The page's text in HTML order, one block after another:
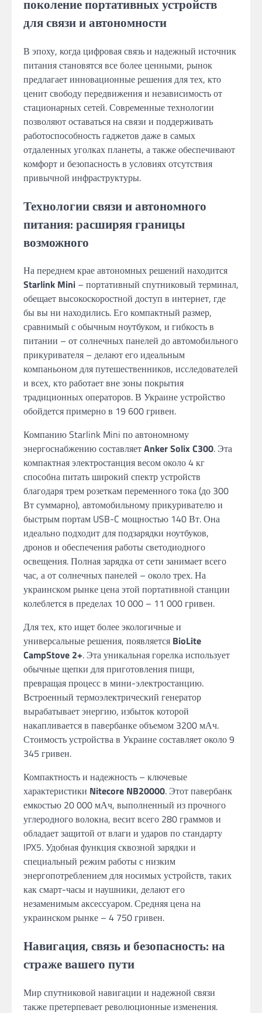
поколение портативных устройств
для связи и автономности
В эпоху, когда цифровая связь и надежный источник
питания становятся все более ценными, рынок
предлагает инновационные решения для тех, кто
ценит свободу передвижения и независимость от
стационарных сетей. Современные технологии
позволяют оставаться на связи и поддерживать
работоспособность гаджетов даже в самых
отдаленных уголках планеты, а также обеспечивают
комфорт и безопасность в условиях отсутствия
привычной инфраструктуры.
Технологии связи и автономного
питания: расширяя границы
возможного
На переднем крае автономных решений находится
Starlink Mini – портативный спутниковый терминал,
обещает высокоскоростной доступ в интернет, где
бы вы ни находились. Его компактный размер,
сравнимый с обычным ноутбуком, и гибкость в
питании – от солнечных панелей до автомобильного
прикуривателя – делают его идеальным
компаньоном для путешественников, исследователей
и всех, кто работает вне зоны покрытия
традиционных операторов. В Украине устройство
обойдется примерно в 19 600 гривен.
Компанию Starlink Mini по автономному
энергоснабжению составляетAnker Solix C300. Эта
компактная электростанция весом около 4 кг
способна питать широкий спектр устройств
благодаря трем розеткам переменного тока (до 300
Вт суммарно), автомобильному прикуривателю и
быстрым портам USB-C мощностью 140 Вт. Она
идеально подходит для подзарядки ноутбуков,
дронов и обеспечения работы светодиодного
освещения. Полная зарядка от сети занимает всего
час, а от солнечных панелей – около трех. На
украинском рынке цена этой портативной станции
колеблется в пределах 10 000 – 11 000 гривен.
Для тех, кто ищет более экологичные и
универсальные решения, появляется BioLite
CampStove 2+. Эта уникальная горелка использует
обычные щепки для приготовления пищи,
превращая процесс в мини-электростанцию.
Встроенный термоэлектрический генератор
вырабатывает энергию, избыток которой
накапливается в павербанке объемом 3200 мАч.
Стоимость устройства в Украине составляет около 9
345 гривен.
Компактность и надежность – ключевые
характеристики Nitecore NB20000. Этот павербанк
емкостью 20 000 мАч, выполненный из прочного
углеродного волокна, весит всего 280 граммов и
обладает защитой от влаги и ударов по стандарту
IPX5. Удобная функция сквозной зарядки и
специальный режим работы с низким
энергопотреблением для носимых устройств, таких
как смарт-часы и наушники, делают его
незаменимым аксессуаром. Средняя цена на
украинском рынке – 4 750 гривен.
Навигация, связь и безопасность: на
страже вашего пути
Мир спутниковой навигации и надежной связи
также претерпевает революционные изменения.